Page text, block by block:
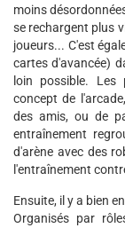
moins
se rechargent plus
joueurs... C'est
cartes d'avancée)
loin possible. Les
concept de
des amis, ou de
entraînement
d'arène avec des
l'entraînement
Ensuite, il y a bien
Organisés par